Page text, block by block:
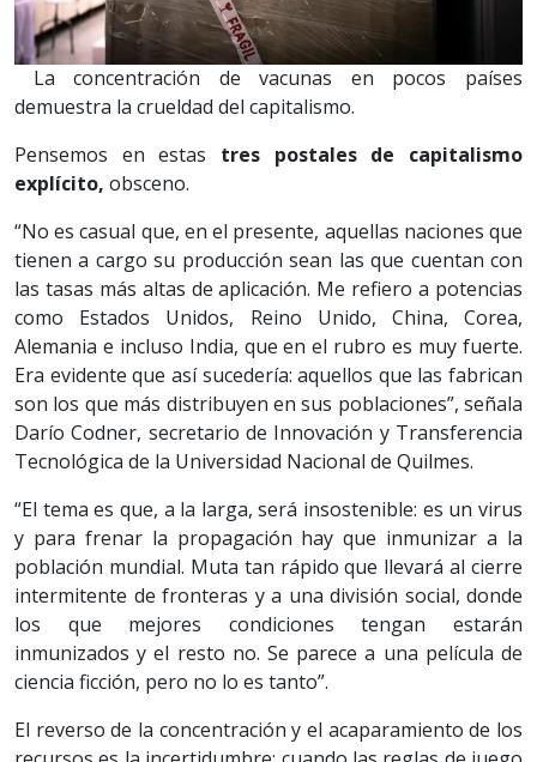
La concentración de vacunas en pocos países
demuestra la crueldad del capitalismo.
Pensemos en estas tres postales de capitalismo
explícito, obsceno.
“No es casual que, en el presente, aquellas naciones que
tienen a cargo su producción sean las que cuentan con
las tasas más altas de aplicación. Me refiero a potencias
como Estados Unidos, Reino Unido, China, Corea,
Alemania e incluso India, que en el rubro es muy fuerte.
Era evidente que así sucedería: aquellos que las fabrican
son los que más distribuyen en sus poblaciones”, señala
Darío Codner, secretario de Innovación y Transferencia
Tecnológica de la Universidad Nacional de Quilmes.
“El tema es que, a la larga, será insostenible: es un virus
y para frenar la propagación hay que inmunizar a la
población mundial. Muta tan rápido que llevará al cierre
intermitente de fronteras y a una división social, donde
los que mejores condiciones tengan estarán
inmunizados y el resto no. Se parece a una película de
ciencia ficción, pero no lo es tanto”.
El reverso de la concentración y el acaparamiento de los